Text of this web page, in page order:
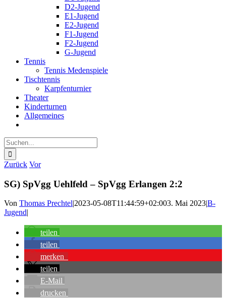
D2-Jugend
E1-Jugend
E2-Jugend
F1-Jugend
F2-Jugend
G-Jugend
Tennis
Tennis Medenspiele
Tischtennis
Karpfenturnier
Theater
Kinderturnen
Allgemeines
Suche
nach:
Zurück Vor
SG) SpVgg Uehlfeld – SpVgg Erlangen 2:2
Von Thomas Prechtel|2023-05-08T11:44:59+02:003. Mai 2023|B-
Jugend|
teilen
teilen
merken
teilen
E-Mail
drucken